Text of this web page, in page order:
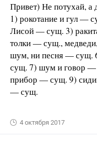
Привет) Не потухай, а
1) рокотание и гул —
Лисой — сущ. 3)
толки — сущ.,
шум, ни песня — сущ.
сущ. 7) шум и говор —
прибор — сущ. 9)
— сущ.
4 октября 2017